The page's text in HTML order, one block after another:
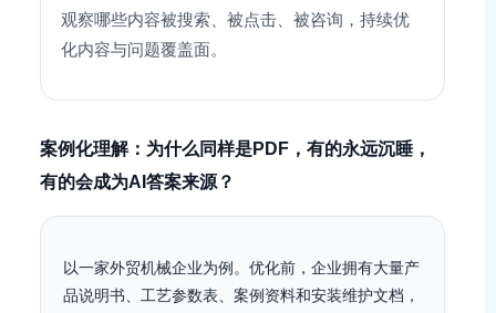
观察哪些内容被搜索、被点击、被咨询，持续优
化内容与问题覆盖面。
案例化理解：为什么同样是PDF，有的永远沉睡，
有的会成为AI答案来源？
以一家外贸机械企业为例。优化前，企业拥有大量产
品说明书、工艺参数表、案例资料和安装维护文档，